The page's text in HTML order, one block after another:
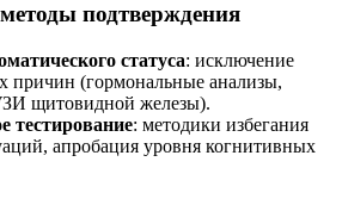
подтверждения
статуса: исключение
причин (гормональные анализы,
щитовидной железы).
тестирование: методики избегания
апробация уровня когнитивных